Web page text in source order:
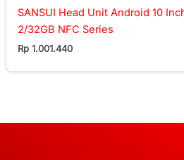
SANSUI Head Unit Android 10
2/32GB NFC Series
Rp 1.001.440